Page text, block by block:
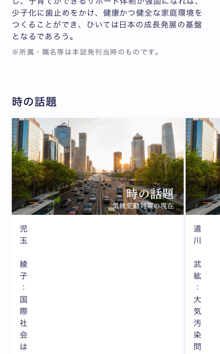
少子化に歯止めをかけ、健康かつ健全な家庭環境を
つくることができ、ひいては日本の成長発展の基盤
となるであろう。
※所属・職名等は本誌発刊当時のものです。
時の話題
児
玉
綾
子
：
国
際
社
会
は
道
川
武
紘
：
大
気
汚
染
問